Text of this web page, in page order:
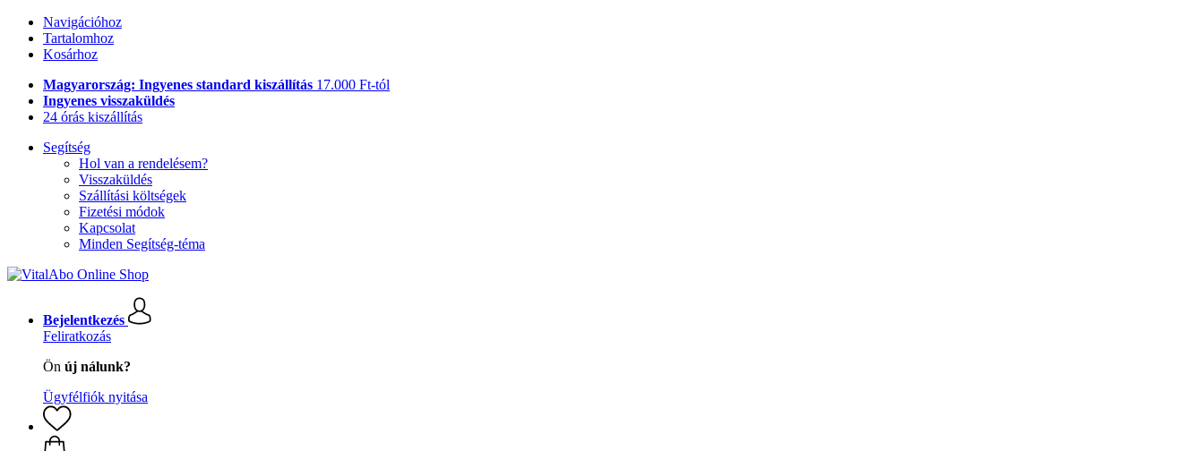
Navigációhoz
Tartalomhoz
Kosárhoz
Magyarország: Ingyenes standard kiszállítás 17.000 Ft-tól
Ingyenes visszaküldés
24 órás kiszállítás
Segítség
Hol van a rendelésem?
Visszaküldés
Szállítási költségek
Fizetési módok
Kapcsolat
Minden Segítség-téma
Bejelentkezés
Feliratkozás
Ön új nálunk?
Ügyfélfiók nyitása